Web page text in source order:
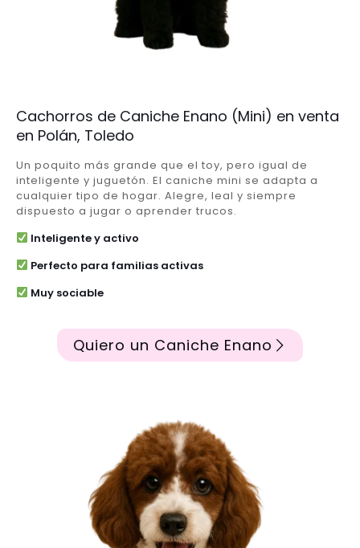
Cachorros de Caniche Enano (Mini) en venta
en Polán, Toledo
Un poquito más grande que el toy, pero igual de
inteligente y juguetón. El caniche mini se adapta a
cualquier tipo de hogar. Alegre, leal y siempre
dispuesto a jugar o aprender trucos.
Inteligente y activo
Perfecto para familias activas
Muy sociable
Quiero un Caniche Enano